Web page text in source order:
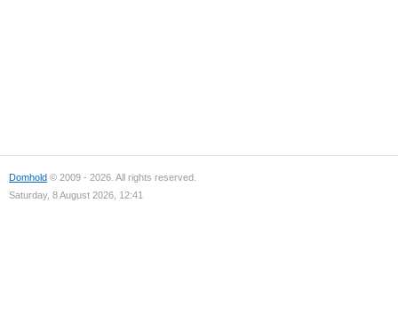
Domhold © 2009 - 2026. All rights reserved.
Saturday, 8 August 2026, 12:41